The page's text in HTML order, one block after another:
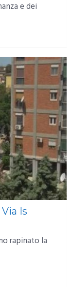
e dei
Is
rapinato la